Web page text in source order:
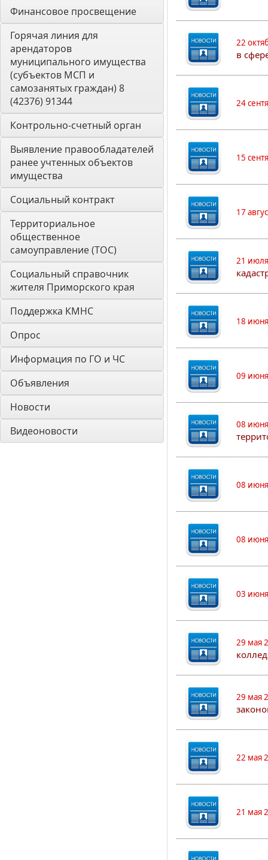
Финансовое просвещение
Горячая линия для
арендаторов
муниципального имущества
(субъектов МСП и
самозанятых граждан) 8
(42376) 91344
Контрольно-счетный орган
Выявление правообладателей
ранее учтенных объектов
имущества
Социальный контракт
Территориальное
общественное
самоуправление (ТОС)
Социальный справочник
жителя Приморского края
Поддержка КМНС
Опрос
Информация по ГО и ЧС
Объявления
Новости
Видеоновости
22
в
24
15
17
21
18
09
08
08
08
03
29 мая
29 мая
22 мая
21 мая